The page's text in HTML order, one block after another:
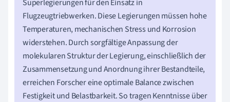
Superlegierungen für den Einsatz in
Flugzeugtriebwerken. Diese Legierungen müssen hohe
Temperaturen, mechanischen Stress und Korrosion
widerstehen. Durch sorgfältige Anpassung der
molekularen Struktur der Legierung, einschließlich der
Zusammensetzung und Anordnung ihrer Bestandteile,
erreichen Forscher eine optimale Balance zwischen
Festigkeit und Belastbarkeit. So tragen Kenntnisse über